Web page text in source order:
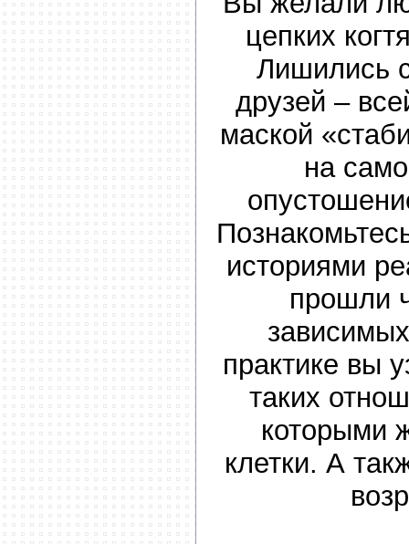
цепких
Лишились
друзей –
маской
на
историями
прошли
практике вы
таких
которыми
клетки. А